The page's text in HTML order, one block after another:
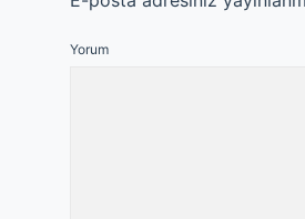
Yorum